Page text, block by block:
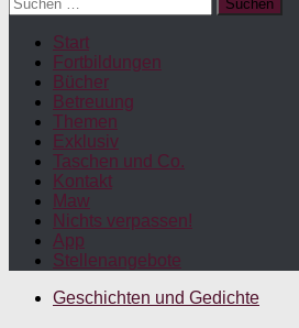
nach:
Start
Fortbildungen
Bücher
Betreuung
Themen
Exklusiv
Taschen und Co.
Kontakt
Maw
Nichts verpassen!
App
Stellenangebote
Geschichten und Gedichte